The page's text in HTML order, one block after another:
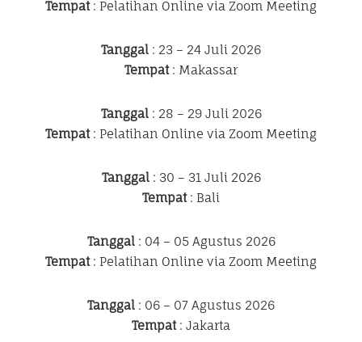
Tempat: Pelatihan Online via Zoom Meeting
Tanggal : 23 – 24 Juli 2026
Tempat: Makassar
Tanggal: 28 – 29 Juli 2026
Tempat: Pelatihan Online via Zoom Meeting
Tanggal: 30 – 31 Juli 2026
Tempat: Bali
Tanggal: 04 – 05 Agustus 2026
Tempat: Pelatihan Online via Zoom Meeting
Tanggal : 06 – 07 Agustus 2026
Tempat: Jakarta